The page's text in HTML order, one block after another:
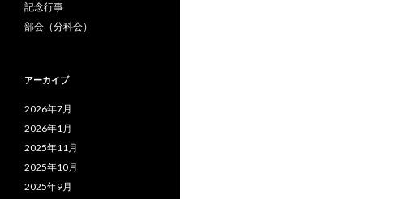
記念行事
部会（分科会）
アーカイブ
2026年7月
2026年1月
2025年11月
2025年10月
2025年9月